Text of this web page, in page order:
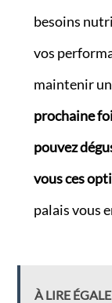
besoins
vos
maintenir
prochaine
pouvez
vous ces
palais vous
À LIRE